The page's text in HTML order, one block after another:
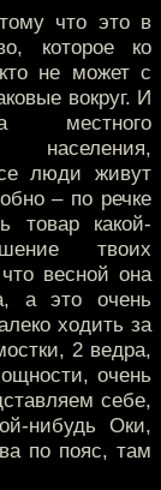
что это в
которое ко
не может с
вокруг. И
местного
населения,
люди живут
– по речке
товар какой-
твоих
весной она
а это очень
ходить за
2 ведра,
очень
себе,
нибудь Оки,
по пояс, там